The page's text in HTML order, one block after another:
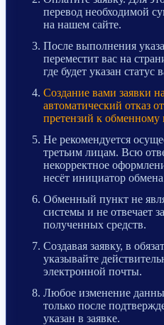
перевод необходимой
на нашем сайте.
После выполнения
переместит вас на
где будет указан статус
Создание вами заявки
автоматический отказ
претензий к обменному
Не рекомендуется
третьим лицам. Всю
некорректное
несёт инициатор
Обменный пункт не
системы и не отвечает
полученных средств.
Создавая заявку, в
указывайте
электронной почты.
Любое изменение
только после
указан в заявке.